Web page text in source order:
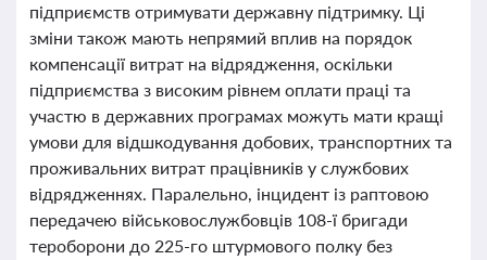
підприємств отримувати державну підтримку. Ці
зміни також мають непрямий вплив на порядок
компенсації витрат на відрядження, оскільки
підприємства з високим рівнем оплати праці та
участю в державних програмах можуть мати кращі
умови для відшкодування добових, транспортних та
проживальних витрат працівників у службових
відрядженнях. Паралельно, інцидент із раптовою
передачею військовослужбовців 108-ї бригади
тероборони до 225-го штурмового полку без